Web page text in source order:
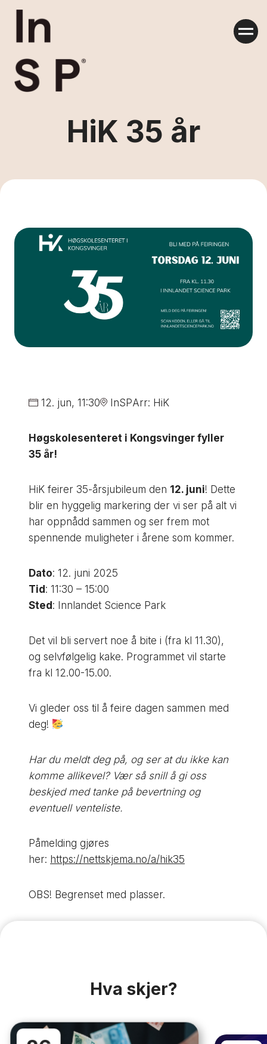
Skip
content
HiK 35 år
12. jun, 11:30 InSPArr: HiK
Høgskolesenteret i Kongsvinger fyller
35 år!
HiK feirer 35-årsjubileum den 12. juni! Dette
blir en hyggelig markering der vi ser på alt vi
har oppnådd sammen og ser frem mot
spennende muligheter i årene som kommer.
Dato: 12. juni 2025
Tid : 11:30 – 15:00
Sted : Innlandet Science Park
Det vil bli servert noe å bite i (fra kl 11.30),
og selvfølgelig kake. Programmet vil starte
fra kl 12.00-15.00.
Vi gleder oss til å feire dagen sammen med
deg!
Har du meldt deg på, og ser at du ikke kan
komme allikevel? Vær så snill å gi oss
beskjed med tanke på bevertning og
eventuell venteliste.
Påmelding gjøres
her: https://nettskjema.no/a/hik35
OBS! Begrenset med plasser.
Hva skjer?